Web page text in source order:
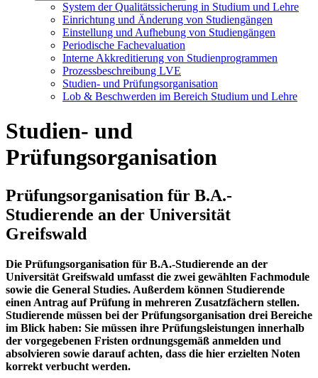
System der Qualitätssicherung in Studium und Lehre
Einrichtung und Änderung von Studiengängen
Einstellung und Aufhebung von Studiengängen
Periodische Fachevaluation
Interne Akkreditierung von Studienprogrammen
Prozessbeschreibung LVE
Studien- und Prüfungsorganisation
Lob & Beschwerden im Bereich Studium und Lehre
Studien- und
Prüfungsorganisation
Prüfungsorganisation für B.A.-
Studierende an der Universität
Greifswald
Die Prüfungsorganisation für B.A.-Studierende an der
Universität Greifswald umfasst die zwei gewählten Fachmodule
sowie die General Studies. Außerdem können Studierende
einen Antrag auf Prüfung in mehreren Zusatzfächern stellen.
Studierende müssen bei der Prüfungsorganisation drei Bereiche
im Blick haben: Sie müssen ihre Prüfungsleistungen innerhalb
der vorgegebenen Fristen ordnungsgemäß anmelden und
absolvieren sowie darauf achten, dass die hier erzielten Noten
korrekt verbucht werden.